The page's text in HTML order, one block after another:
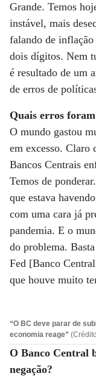
Grande. Temos
instável, mais
falando de
dois dígitos. Nem
é resultado de um
de erros de
Quais erros
O mundo gastou
em excesso. Claro
Bancos Centrais
Temos de
que estava
com uma cara já
pandemia. E o
do problema.
Fed [Banco
que houve muito
“O BC deve parar de
economia reage”
O Banco Central
negação?